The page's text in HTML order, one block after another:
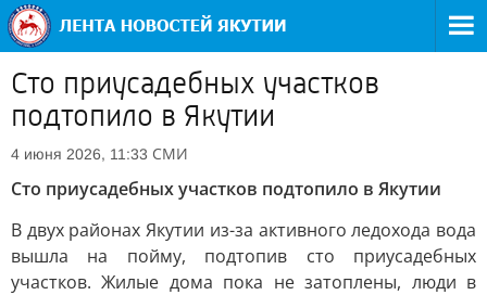
Сто приусадебных участков
подтопило в Якутии
4 июня 2026, 11:33 СМИ
Сто приусадебных участков подтопило в Якутии
В двух районах Якутии из-за активного ледохода вода
вышла на пойму, подтопив сто приусадебных
участков. Жилые дома пока не затоплены, люди в